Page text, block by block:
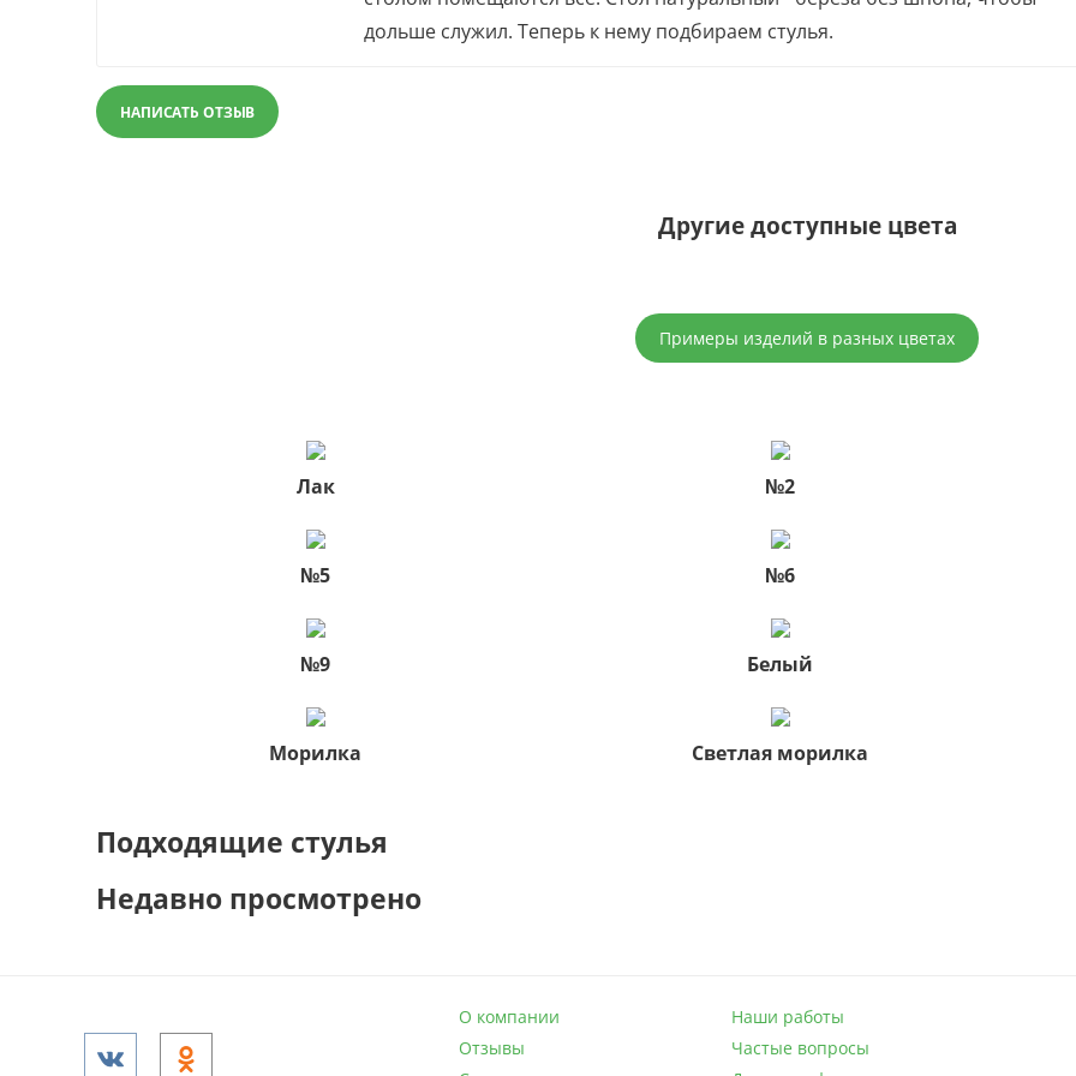
дольше служил. Теперь к нему подбираем стулья.
НАПИСАТЬ ОТЗЫВ
Другие доступные цвета
Примеры изделий в разных цветах
Лак №2
№5 №6
№9 Белый
Морилка Светлая морилка
Подходящие стулья
Недавно просмотрено
О компании
Отзывы
Наши работы
Частые вопросы